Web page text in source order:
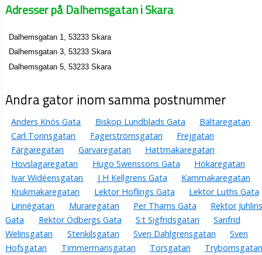
Adresser på Dalhemsgatan i Skara
Dalhemsgatan 1, 53233 Skara
Dalhemsgatan 3, 53233 Skara
Dalhemsgatan 5, 53233 Skara
Andra gator inom samma postnummer
Anders Knös Gata Biskop Lundblads Gata
Bältaregatan
Carl Torinsgatan
Fagerströmsgatan
Frejgatan
Färgaregatan
Garvaregatan
Hattmakaregatan
Hovslagaregatan
Hugo Swenssons Gata
Hökaregatan
Ivar Widéensgatan
J H Kellgrens Gata
Kammakaregatan
Krukmakaregatan
Lektor Hoflings Gata
Lektor Luths Gata
Linnégatan
Muraregatan Per Thams Gata
Rektor Juhlins
Gata
Rektor Ödbergs Gata S:t Sigfridsgatan
Sanfrid
Welinsgatan
Stenkilsgatan Sven Dahlgrensgatan
Sven
Hofsgatan
Timmermansgatan Torsgatan
Trybomsgatan